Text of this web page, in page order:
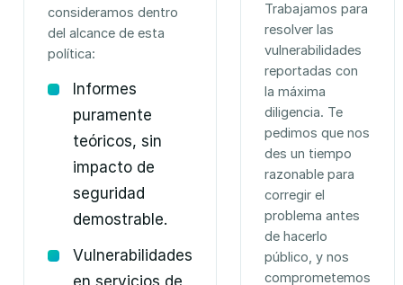
consideramos dentro
del alcance de esta
política:
Informes
puramente
teóricos, sin
impacto de
seguridad
demostrable.
Vulnerabilidades
en servicios de
Trabajamos para
resolver las
vulnerabilidades
reportadas con
la máxima
diligencia. Te
pedimos que nos
des un tiempo
razonable para
corregir el
problema antes
de hacerlo
público, y nos
comprometemos